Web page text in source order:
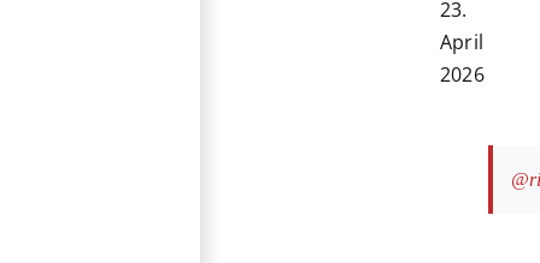
23.
April
2026